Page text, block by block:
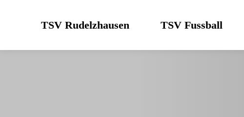
TSV Rudelzhausen TSV Fussball